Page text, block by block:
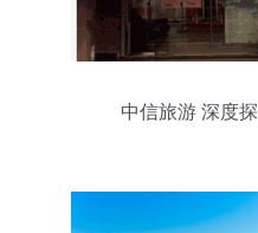
中信旅游 深度